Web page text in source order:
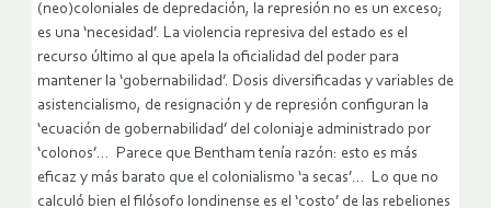
(neo)coloniales de depredación, la represión no es un exceso;
es una ‘necesidad’. La violencia represiva del estado es el
recurso último al que apela la oficialidad del poder para
mantener la ‘gobernabilidad’. Dosis diversificadas y variables de
asistencialismo, de resignación y de represión configuran la
‘ecuación de gobernabilidad’ del coloniaje administrado por
‘colonos’… Parece que Bentham tenía razón: esto es más
eficaz y más barato que el colonialismo ‘a secas’… Lo que no
calculó bien el filósofo londinense es el ‘costo’ de las rebeliones